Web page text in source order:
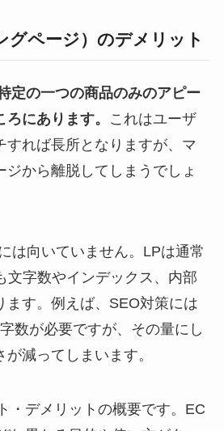
グページ）のデメリット
定の一つの商品のみのアピー
にあります。
これはユーザ
すれば長所となりますが、マ
ジから離脱してしまうでしょ
は向いていません。LPは通常
文字数やインデックス、内部
ます。例えば、SEO対策には
数が必要ですが、その量にし
減ってしまいます。
・デメリットの概要です。EC